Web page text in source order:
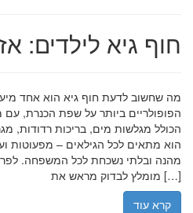
חוף גיא לילדים:
מה שחשוב לדעת חוף גיא הוא אחד
הפופולריים ביותר על שפת הכנרת, עם
הכולל מגלשות מים, בריכות רדודות,
הוא מתאים לכל הגילאים – מפעוטות
מהנה ובלתי נשכחת לכל המשפחה.
מומלץ לבדוק מראש את […]
קרא עוד